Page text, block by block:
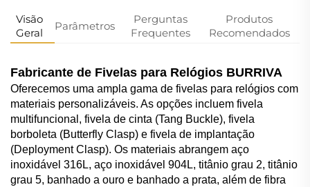
Visão
Geral
Parâmetros
Perguntas
Frequentes
Produtos
Recomendados
Fabricante de Fivelas para Relógios BURRIVA
Oferecemos uma ampla gama de fivelas para relógios com
materiais personalizáveis. As opções incluem fivela
multifuncional, fivela de cinta (Tang Buckle), fivela
borboleta (Butterfly Clasp) e fivela de implantação
(Deployment Clasp). Os materiais abrangem aço
inoxidável 316L, aço inoxidável 904L, titânio grau 2, titânio
grau 5, banhado a ouro e banhado a prata, além de fibra